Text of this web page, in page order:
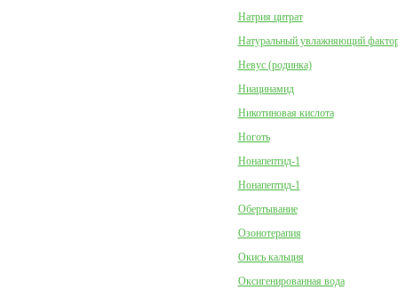
Натрия цитрат
Натуральный увлажняющий
Невус (родинка)
Ниацинамид
Никотиновая кислота
Ноготь
Нонапептид-1
Нонапептид-1
Обертывание
Озонотерапия
Окись кальция
Оксигенированная вода